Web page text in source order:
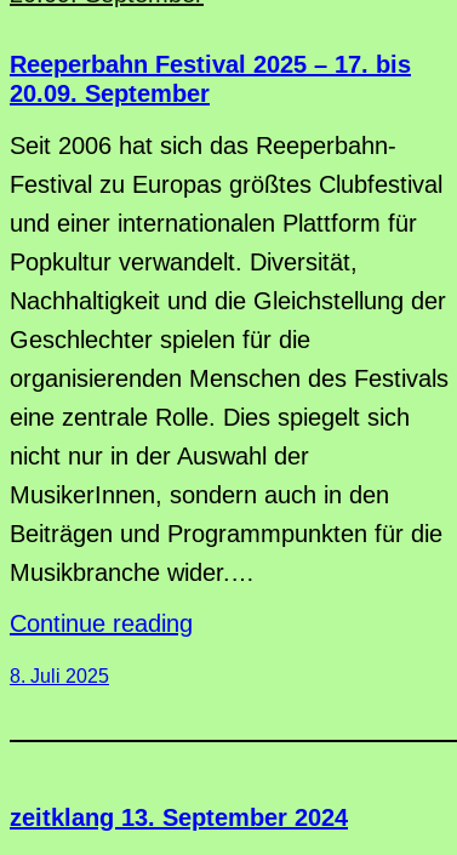
Reeperbahn Festival 2025 – 17. bis
20.09. September
Seit 2006 hat sich das Reeperbahn-
Festival zu Europas größtes Clubfestival
und einer internationalen Plattform für
Popkultur verwandelt. Diversität,
Nachhaltigkeit und die Gleichstellung der
Geschlechter spielen für die
organisierenden Menschen des Festivals
eine zentrale Rolle. Dies spiegelt sich
nicht nur in der Auswahl der
MusikerInnen, sondern auch in den
Beiträgen und Programmpunkten für die
Musikbranche wider.…
Continue reading
8. Juli 2025
zeitklang 13. September 2024